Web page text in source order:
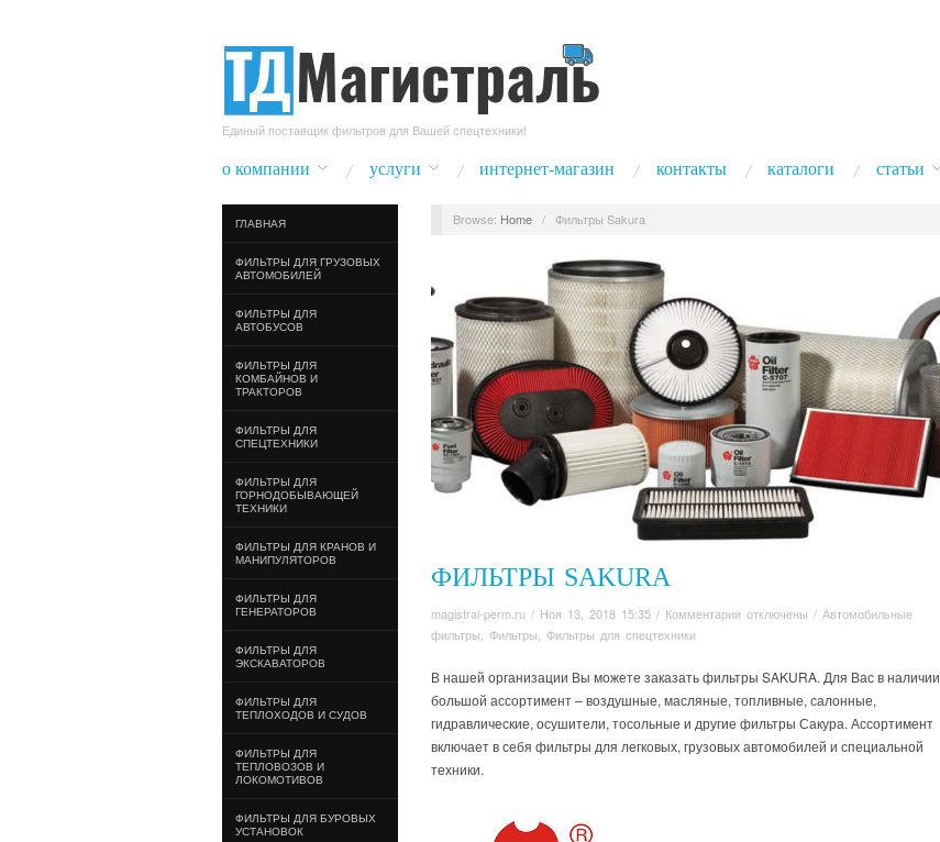
Единый поставщик фильтров для Вашей спецтехники!
о компании услуги интернет-магазин контакты каталоги статьи
ГЛАВНАЯ
ФИЛЬТРЫ ДЛЯ ГРУЗОВЫХ
АВТОМОБИЛЕЙ
ФИЛЬТРЫ ДЛЯ
АВТОБУСОВ
ФИЛЬТРЫ ДЛЯ
КОМБАЙНОВ И
ТРАКТОРОВ
ФИЛЬТРЫ ДЛЯ
СПЕЦТЕХНИКИ
ФИЛЬТРЫ ДЛЯ
ГОРНОДОБЫВАЮЩЕЙ
ТЕХНИКИ
ФИЛЬТРЫ ДЛЯ КРАНОВ И
МАНИПУЛЯТОРОВ
ФИЛЬТРЫ ДЛЯ
ГЕНЕРАТОРОВ
ФИЛЬТРЫ ДЛЯ
ЭКСКАВАТОРОВ
ФИЛЬТРЫ ДЛЯ
ТЕПЛОХОДОВ И СУДОВ
ФИЛЬТРЫ ДЛЯ
ТЕПЛОВОЗОВ И
ЛОКОМОТИВОВ
ФИЛЬТРЫ ДЛЯ БУРОВЫХ
УСТАНОВОК
Browse: Home / Фильтры Sakura
ФИЛЬТРЫ SAKURA
magistral-perm.ru / Ноя 13, 2018 15:35 / Комментариик
Sakura
отключены / Автомобильные
фильтры
Фильтры Фильтры для спецтехники
В нашей организации Вы можете заказать фильтры SAKURA. Для Вас в наличии
большой ассортимент – воздушные, масляные, топливные, салонные,
гидравлические, осушители, тосольные и другие фильтры Сакура. Ассортимент
включает в себя фильтры для легковых, грузовых автомобилей и специальной
техники.